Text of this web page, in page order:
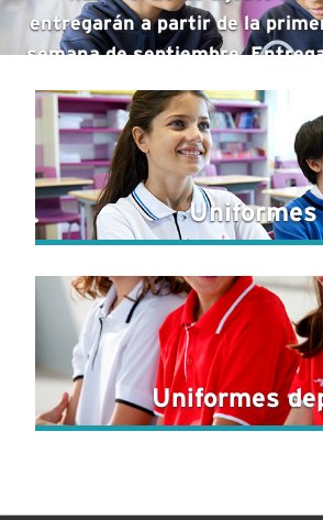
entregarán a partir de la
semana de septiembre.
domicilio gratis en 2 -4 días
pedidos superiores a 100 €.
Uniformes
Uniformes